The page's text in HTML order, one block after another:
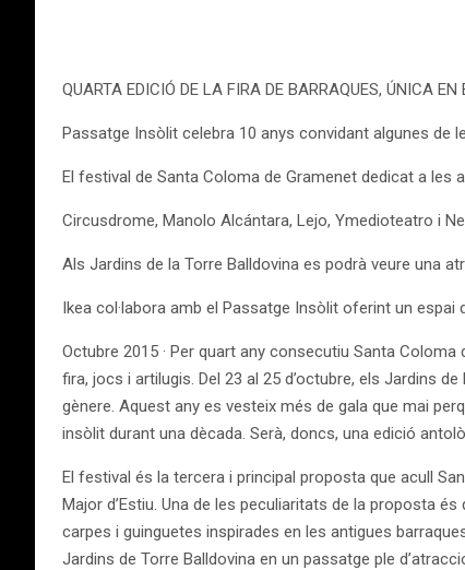
QUARTA EDICIÓ DE LA FIRA DE BARRAQUES, ÚNICA EN
Passatge Insòlit celebra 10 anys convidant algunes de
El festival de Santa Coloma de Gramenet dedicat a
Circusdrome, Manolo Alcántara, Lejo, Ymedioteatro i
Als Jardins de la Torre Balldovina es podrà veure una
Ikea col·labora amb el Passatge Insòlit oferint un espai
Octubre 2015 · Per quart any consecutiu Santa
fira, jocs i artilugis. Del 23 al 25 d’octubre, els Jardins
gènere. Aquest any es vesteix més de gala que mai
insòlit durant una dècada. Serà, doncs, una edició
El festival és la tercera i principal proposta que acull
Major d’Estiu. Una de les peculiaritats de la proposta
carpes i guinguetes inspirades en les antigues
Jardins de Torre Balldovina en un passatge ple